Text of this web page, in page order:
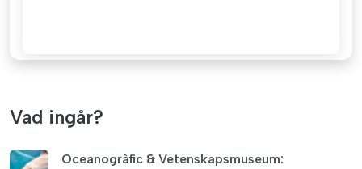
Vad ingår?
Oceanogràfic & Vetenskapsmuseum: